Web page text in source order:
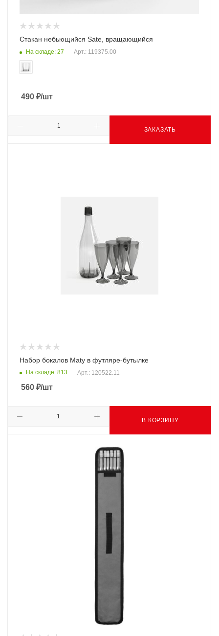
Стакан небьющийся Sate, вращающийся
На складе: 27 Арт.: 119375.00
490 ₽/шт
ЗАКАЗАТЬ
Набор бокалов Maty в футляре-бутылке
На складе: 813 Арт.: 120522.11
560 ₽/шт
В КОРЗИНУ